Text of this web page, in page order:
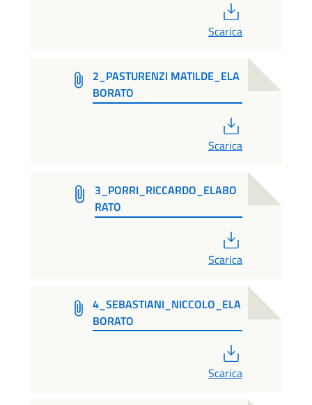
Scarica
2_PASTURENZI MATILDE_ELA
BORATO
Scarica
3_PORRI_RICCARDO_ELABO
RATO
Scarica
4_SEBASTIANI_NICCOLO_ELA
BORATO
Scarica